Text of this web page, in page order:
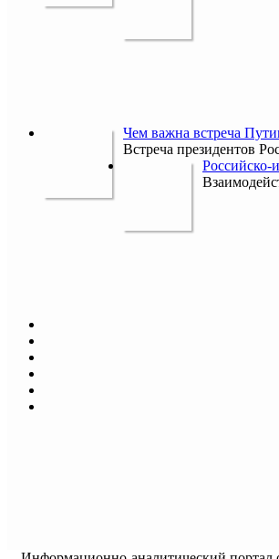
Чем важна встреча
Встреча президентов
Российско-